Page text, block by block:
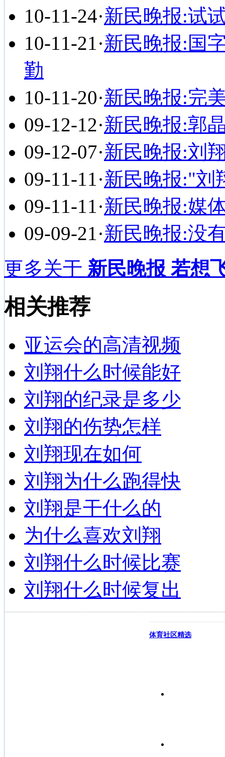
10-11-24·新民晚报:试
10-11-21·新民晚报:国
勤
10-11-20·新民晚报:完
09-12-12·新民晚报:郭
09-12-07·新民晚报:刘
09-11-11·新民晚报:"刘
09-11-11·新民晚报:媒
09-09-21·新民晚报:没
更多关于 新民晚报 若想
相关推荐
亚运会的高清视频
刘翔什么时候能好
刘翔的纪录是多少
刘翔的伤势怎样
刘翔现在如何
刘翔为什么跑得快
刘翔是干什么的
为什么喜欢刘翔
刘翔什么时候比赛
刘翔什么时候复出
体育社区精选